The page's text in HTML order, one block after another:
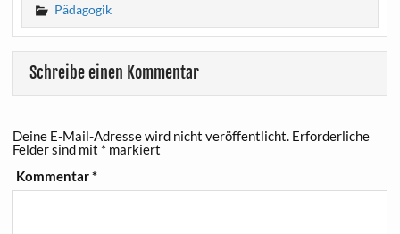
Pädagogik
Schreibe einen Kommentar
Deine E-Mail-Adresse wird nicht veröffentlicht. Erforderliche
Felder sind mit * markiert
Kommentar*